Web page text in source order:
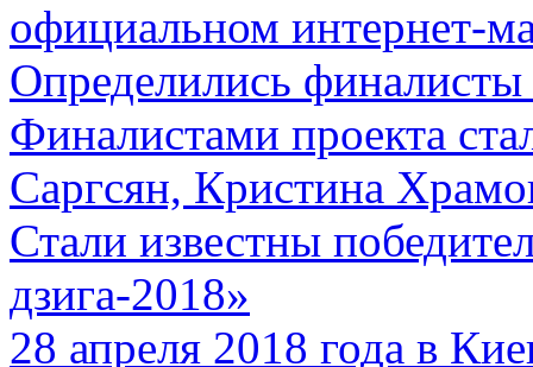
официальном интернет-
Определились
Финалистами проекта
Саргсян, Кристина
Стали известны
дзига-2018»
28 апреля 2018 года в